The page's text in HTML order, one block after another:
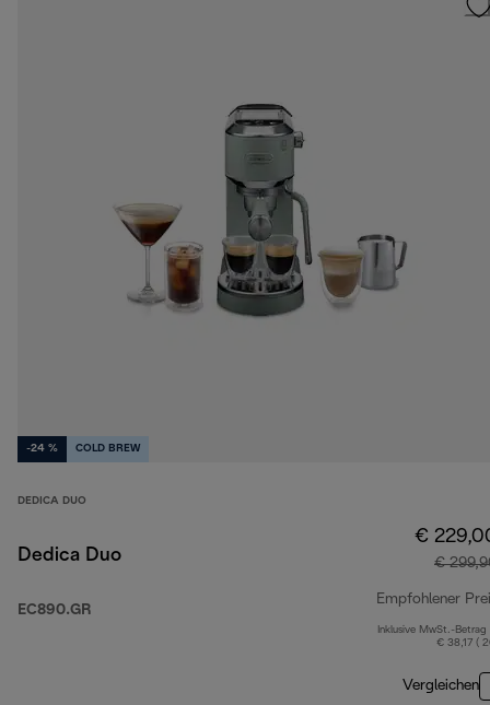
-24 % COLD BREW
DEDICA DUO
Dedica Duo
EC890.GR
€
€
Empfohlener
Inklusive MwSt.-Betrag
€ 38,17 (
Vergleichen